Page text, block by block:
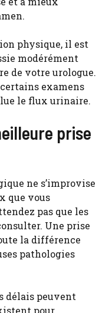
physique, il est
modérément
de votre urologue.
examens
le flux urinaire.
prise
ne s’improvise
que vous
pas que les
Une prise
la différence
pathologies
délais peuvent
pour